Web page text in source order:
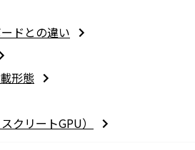
ドとの違い
形態
クリートGPU）